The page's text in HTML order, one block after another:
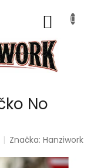
No
Značka:Hanziwork